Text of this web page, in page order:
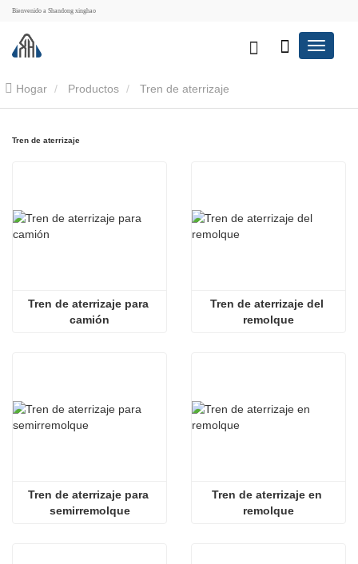
Bienvenido a Shandong xinghao
Hogar Productos Tren de aterrizaje
Tren de aterrizaje
Tren de aterrizaje para
camión
Tren de aterrizaje del
remolque
Tren de aterrizaje para
semirremolque
Tren de aterrizaje en
remolque